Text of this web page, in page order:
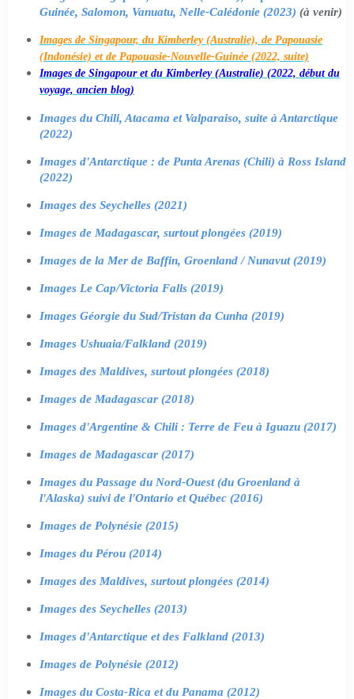
Guinée, Salomon, Vanuatu, Nelle-Calédonie (2023) (à venir)
Images de Singapour, du Kimberley (Australie), de Papouasie
(Indonésie) et de Papouasie-Nouvelle-Guinée (2022, suite)
Images de Singapour et du Kimberley (Australie) (2022, début du
voyage, ancien blog)
Images du Chili, Atacama et Valparaiso, suite à Antarctique
(2022)
Images d'Antarctique : de Punta Arenas (Chili) à Ross Island
(2022)
Images des Seychelles (2021)
Images de Madagascar, surtout plongées (2019)
Images de la Mer de Baffin, Groenland / Nunavut (2019)
Images Le Cap/Victoria Falls (2019)
Images Géorgie du Sud/Tristan da Cunha (2019)
Images Ushuaia/Falkland (2019)
Images des Maldives, surtout plongées (2018)
Images de Madagascar (2018)
Images d'Argentine & Chili : Terre de Feu à Iguazu (2017)
Images de Madagascar (2017)
Images du Passage du Nord-Ouest (du Groenland à
l'Alaska) suivi de l'Ontario et Québec (2016)
Images de Polynésie (2015)
Images du Pérou (2014)
Images des Maldives, surtout plongées (2014)
Images des Seychelles (2013)
Images d'Antarctique et des Falkland (2013)
Images de Polynésie (2012)
Images du Costa-Rica et du Panama (2012)